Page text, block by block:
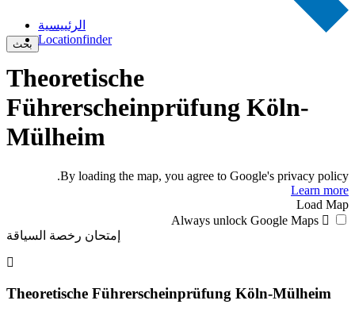
بحث
الرئييسية
Locationfinder
Theoretische
Führerscheinprüfung Köln-
Mülheim
By loading the map, you agree to Google's privacy policy.
Learn more
Load Map
Always unlock Google Maps
إمتحان رخصة السياقة
Theoretische Führerscheinprüfung Köln-Mülheim